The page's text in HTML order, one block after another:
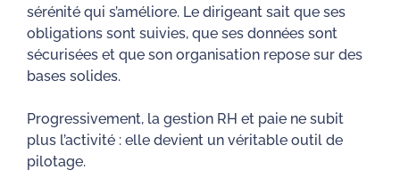
sérénité qui s’améliore. Le dirigeant sait que ses
obligations sont suivies, que ses données sont
sécurisées et que son organisation repose sur des
bases solides.
Progressivement, la gestion RH et paie ne subit
plus l’activité : elle devient un véritable outil de
pilotage.